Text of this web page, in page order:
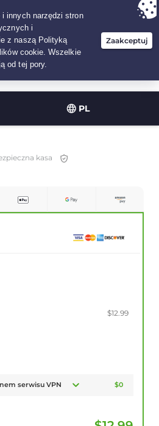
PL
na3.3333333333333-lat w$
/miesiąc
kasa
$12.99
serwisu VPN $0